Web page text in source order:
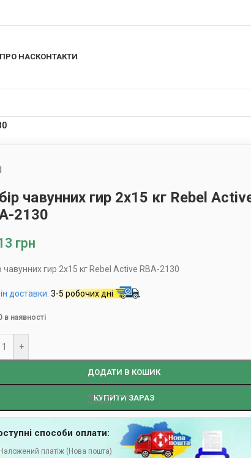
НАСКОНТАКТИ
чавунних гир 2х15 кг Rebel
2130
грн
чавунних гир 2х15 кг Rebel Active RBA-2130
доставки:3-5 робочих дні
в наявності
+
ДОДАТИ В КОШИК
КУПИТИ ЗАРАЗ
способи оплати:
Наложений платіж (Нова пошта)